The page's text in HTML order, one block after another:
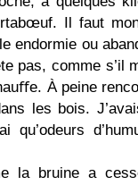
Il faut
endormie ou
pas, comme s’il
À peine
les bois.
qu’odeurs
la bruine a